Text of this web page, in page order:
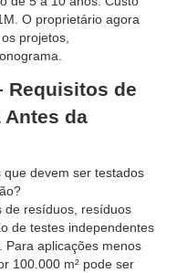
O proprietário agora
projetos,
Requisitos de
Antes da
devem ser testados
de resíduos, resíduos
de testes independentes
Para aplicações menos
100.000 m² pode ser